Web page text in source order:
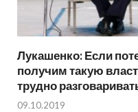
Лукашенко: Если
получим такую
трудно
09.10.2019